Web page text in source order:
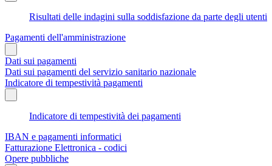
Risultati delle indagini sulla soddisfazione da parte degli utenti
Pagamenti dell'amministrazione
Dati sui pagamenti
Dati sui pagamenti del servizio sanitario nazionale
Indicatore di tempestività pagamenti
Indicatore di tempestività dei pagamenti
IBAN e pagamenti informatici
Fatturazione Elettronica - codici
Opere pubbliche